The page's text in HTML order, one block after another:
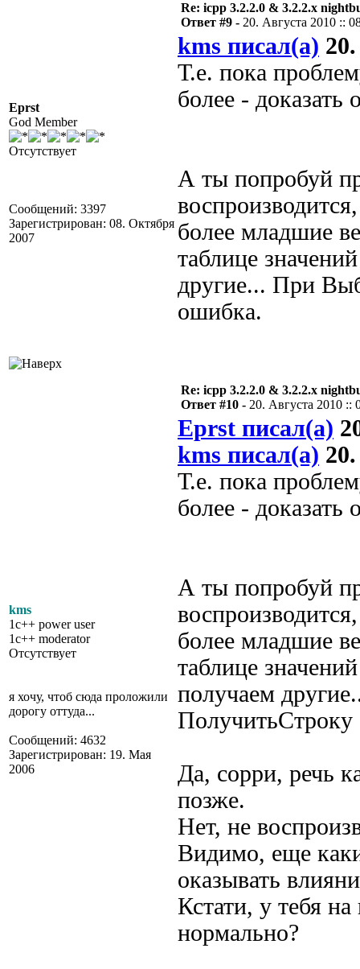
Eprst
God Member
Отсутствует
Сообщений: 3397
Зарегистрирован: 08. Октября
2007
Re: icpp 3.2.2.0 & 3.2.2.x
Ответ #9 - 20. Августа 2010 ::
kms писал(а)
Т.е. пока
более - доказать
А ты попробуй
более младшие
таблице
другие... При
ошибка.
kms
1c++ power user
1c++ moderator
Отсутствует
я хочу, чтоб сюда проложили
дорогу оттуда...
Сообщений: 4632
Зарегистрирован: 19. Мая
2006
Re: icpp 3.2.2.0 & 3.2.2.x
Ответ #10 - 20. Августа 2010 ::
Eprst писал(а)
kms писал(а)
Т.е. пока
более - доказать
А ты попробуй
более младшие
таблице
получаем
Да, сорри, речь
позже.
Нет, не
Видимо, еще
оказывать
Кстати, у тебя
нормально?